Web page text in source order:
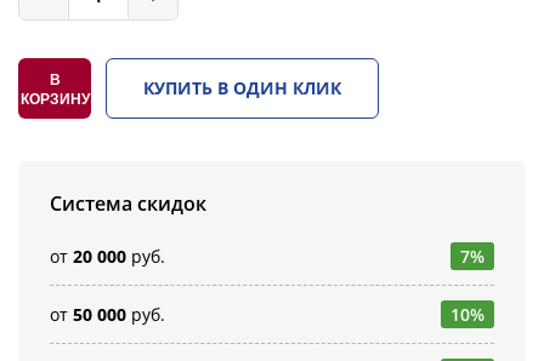
В
КОРЗИНУ
КУПИТЬ В ОДИН КЛИК
Система скидок
от 20 000 руб. 7%
от 50 000 руб. 10%